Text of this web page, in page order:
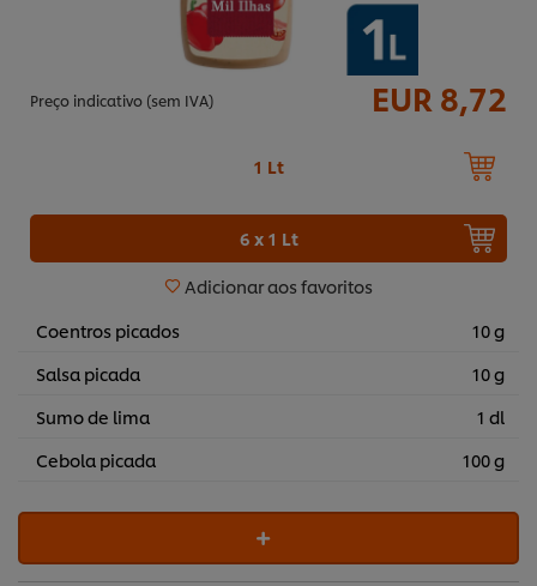
Preço indicativo (sem IVA) EUR 8,72
1 Lt
6 x 1 Lt
Adicionar aos favoritos
Coentros picados
10 g
Salsa picada
10 g
Sumo de lima
1 dl
Cebola picada
100 g